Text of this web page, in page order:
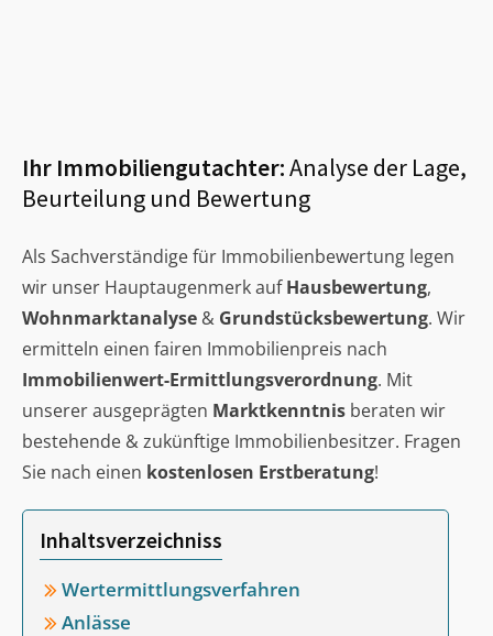
Ihr Immobiliengutachter:Analyse der Lage,
Beurteilung und Bewertung
Als Sachverständige für Immobilienbewertung legen
wir unser Hauptaugenmerk aufHausbewertung,
Wohnmarktanalyse & Grundstücksbewertung. Wir
ermitteln einen fairen Immobilienpreis nach
Immobilienwert-Ermittlungsverordnung. Mit
unserer ausgeprägten Marktkenntnis beraten wir
bestehende & zukünftige Immobilienbesitzer. Fragen
Sie nach einen kostenlosen Erstberatung!
Inhaltsverzeichniss
Wertermittlungsverfahren
Anlässe